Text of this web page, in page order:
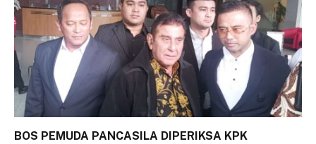
BOS PEMUDA PANCASILA DIPERIKSA KPK